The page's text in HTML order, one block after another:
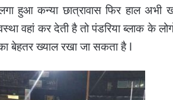
हुआ कन्या छात्रावास फिर हाल
वहां कर देती है तो पंडरिया ब्लाक के
बेहतर ख्याल रखा जा सकता है I